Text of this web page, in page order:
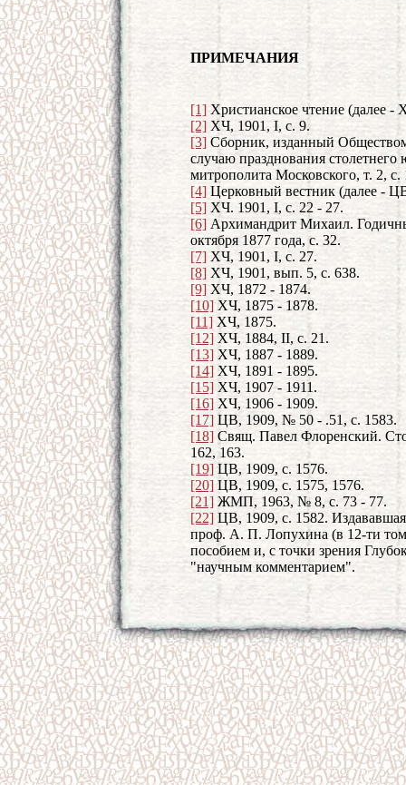
ПРИМЕЧАНИЯ
[1] Христианское чтение (далее -
[2] ХЧ, 1901, I, с. 9.
[3] Сборник, изданный
случаю празднования
митрополита Московского, т. 2, с.
[4] Церковный вестник (далее -
[5] ХЧ. 1901, I, с. 22 - 27.
[6] Архимандрит Михаил.
октября 1877 года, с. 32.
[7] ХЧ, 1901, I, с. 27.
[8] ХЧ, 1901, вып. 5, с. 638.
[9] ХЧ, 1872 - 1874.
[10] ХЧ, 1875 - 1878.
[11] ХЧ, 1875.
[12] ХЧ, 1884, II, с. 21.
[13] ХЧ, 1887 - 1889.
[14]ХЧ, 1891 - 1895.
[15] ХЧ, 1907 - 1911.
[16] ХЧ, 1906 - 1909.
[17] ЦВ, 1909, № 50 - .51, с. 1583.
[18] Свящ. Павел Флоренский.
162, 163.
[19] ЦВ, 1909, с. 1576.
[20] ЦВ, 1909, с. 1575, 1576.
[21] ЖМП, 1963, № 8, с. 73 - 77.
[22] ЦВ, 1909, с. 1582.
проф. А. П. Лопухина (в 12-ти
пособием и, с точки зрения
"научным комментарием".